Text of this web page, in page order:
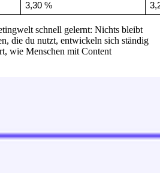
3,30 %
schnell gelernt: Nichts bleibt
die du nutzt, entwickeln sich ständig
wie Menschen mit Content